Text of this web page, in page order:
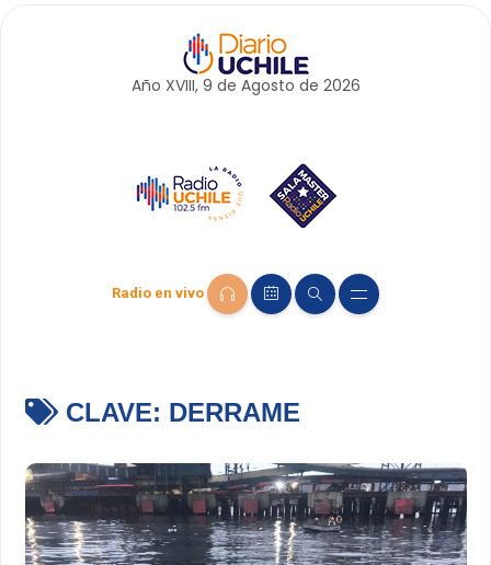
Año XVIII, 9 de Agosto de 2026
Radio en vivo
CLAVE: DERRAME